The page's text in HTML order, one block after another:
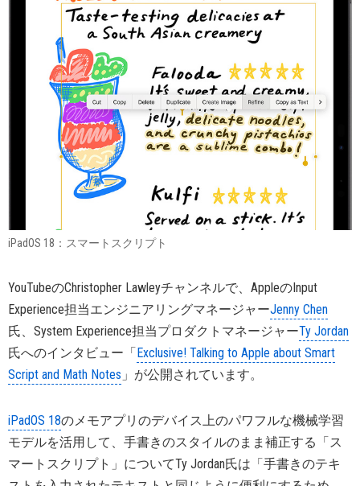
iPadOS 18：スマートスクリプト
YouTubeのChristopher Lawleyチャンネルで、AppleのInput
Experience担当エンジニアリングマネージャーJenny Chen
氏、System Experience担当プロダクトマネージャーTy Jordan
氏へのインタビュー「Exclusive! Talking to Apple about Smart
Script and Math Notes 」が公開されています。
iPadOS 18のメモアプリのデバイス上のパワフルな機械学習
モデルを活用して、手書きのスタイルのまま補正する「ス
マートスクリプト」についてTy Jordan氏は「手書きのテキ